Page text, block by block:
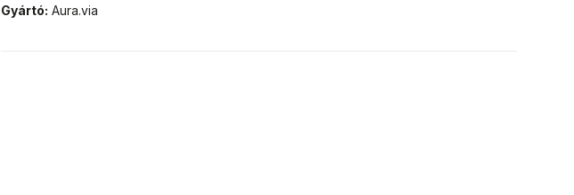
Gyártó: Aura.via